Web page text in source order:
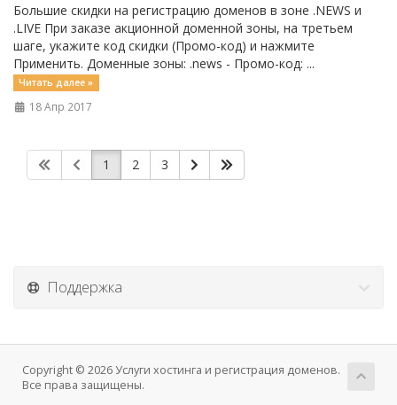
Большие скидки на регистрацию доменов в зоне .NEWS и
.LIVE При заказе акционной доменной зоны, на третьем
шаге, укажите код скидки (Промо-код) и нажмите
Применить. Доменные зоны: .news - Промо-код: ...
Читать далее »
18 Апр 2017
1 2 3
Поддержка
Copyright © 2026 Услуги хостинга и регистрация доменов.
Все права защищены.